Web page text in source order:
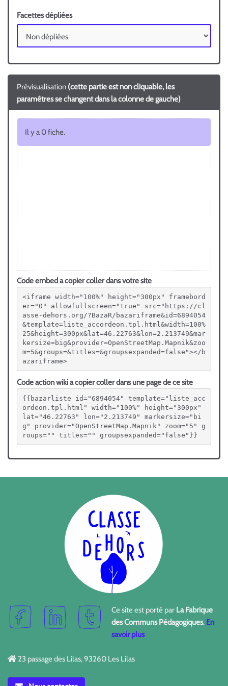
Facettes dépliées
Prévisualisation (cette partie est non cliquable, les
paramêtres se changent dans la colonne de gauche)
Code embed a copier coller dans votre site
<iframe width="100%" height="300px" framebord
er="0" allowfullscreen="true" src="https://cl
asse-dehors.org/?BazaR/bazariframe&id=6894054
&template=liste_accordeon.tpl.html&width=100%
25&height=300px&lat=46.22763&lon=2.213749&mar
kersize=big&provider=OpenStreetMap.Mapnik&zoo
m=5&groups=&titles=&groupsexpanded=false"></b
azariframe>
Code action wiki a copier coller dans une page de ce site
{{bazarliste id="6894054" template="liste_acc
ordeon.tpl.html" width="100%" height="300px"
lat="46.22763" lon="2.213749" markersize="bi
g" provider="OpenStreetMap.Mapnik" zoom="5" g
roups="" titles="" groupsexpanded="false"}}
Ce site est porté par La Fabrique
des Communs Pédagogiques. En
savoir plus
23 passage des Lilas, 93260 Les Lilas